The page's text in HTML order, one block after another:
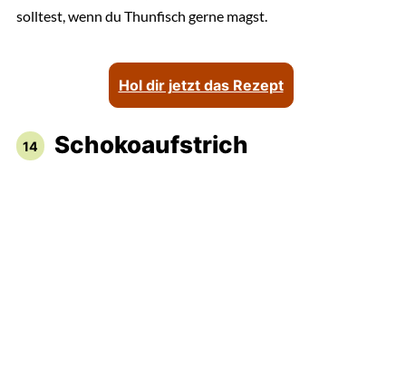
solltest, wenn du Thunfisch gerne magst.
Hol dir jetzt das Rezept
Schokoaufstrich